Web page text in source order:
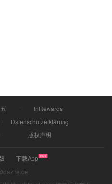
InRewards
Datenschutzerklärung
版权声明
下载App